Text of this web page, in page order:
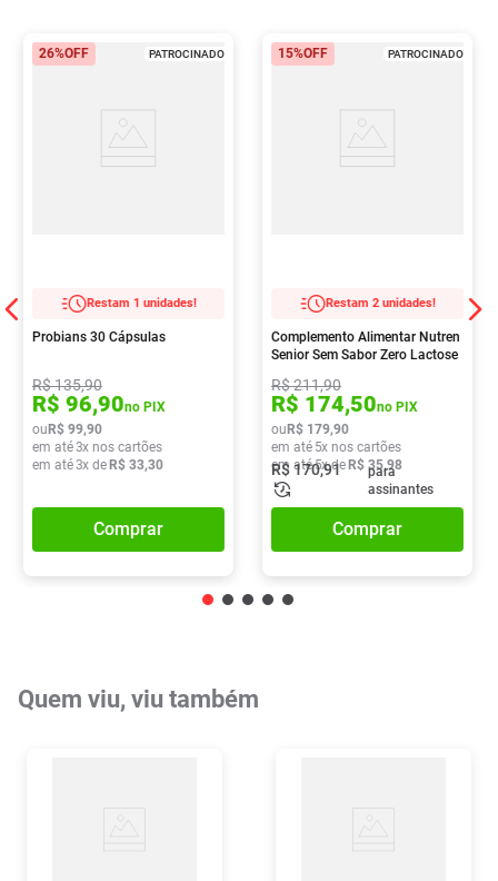
PATROCINADO
26%OFF
Restam 1 unidades!
Probians 30 Cápsulas
R$135,90
R$ 96,90no PIX
ou R$ 99,90
em até3x nos cartões
em até3x de R$ 33,30
Comprar
PATROCINADO
15%OFF
Restam 2 unidades!
Complemento Alimentar Nutren
Senior Sem Sabor Zero Lactose
R$211,90
R$ 174,50no PIX
ou R$ 179,90
em até 5x nos cartões
em até5x de R$ 35,98
R$170,91
para
assinantes
Comprar
Quem viu, viu também